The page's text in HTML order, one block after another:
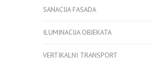
SANACIJA FASADA
ILUMINACIJA OBJEKATA
VERTIKALNI TRANSPORT